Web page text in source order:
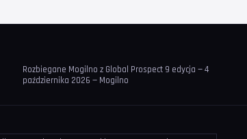
Rozbiegane Mogilno z Global Prospect 9 edycja — 4
października 2026 — Mogilno